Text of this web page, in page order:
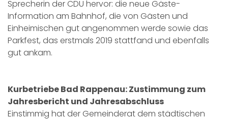
Sprecherin der CDU hervor: die neue Gäste-
Information am Bahnhof, die von Gästen und
Einheimischen gut angenommen werde sowie das
Parkfest, das erstmals 2019 stattfand und ebenfalls
gut ankam.
Kurbetriebe Bad Rappenau: Zustimmung zum
Jahresbericht und Jahresabschluss
Einstimmig hat der Gemeinderat dem städtischen